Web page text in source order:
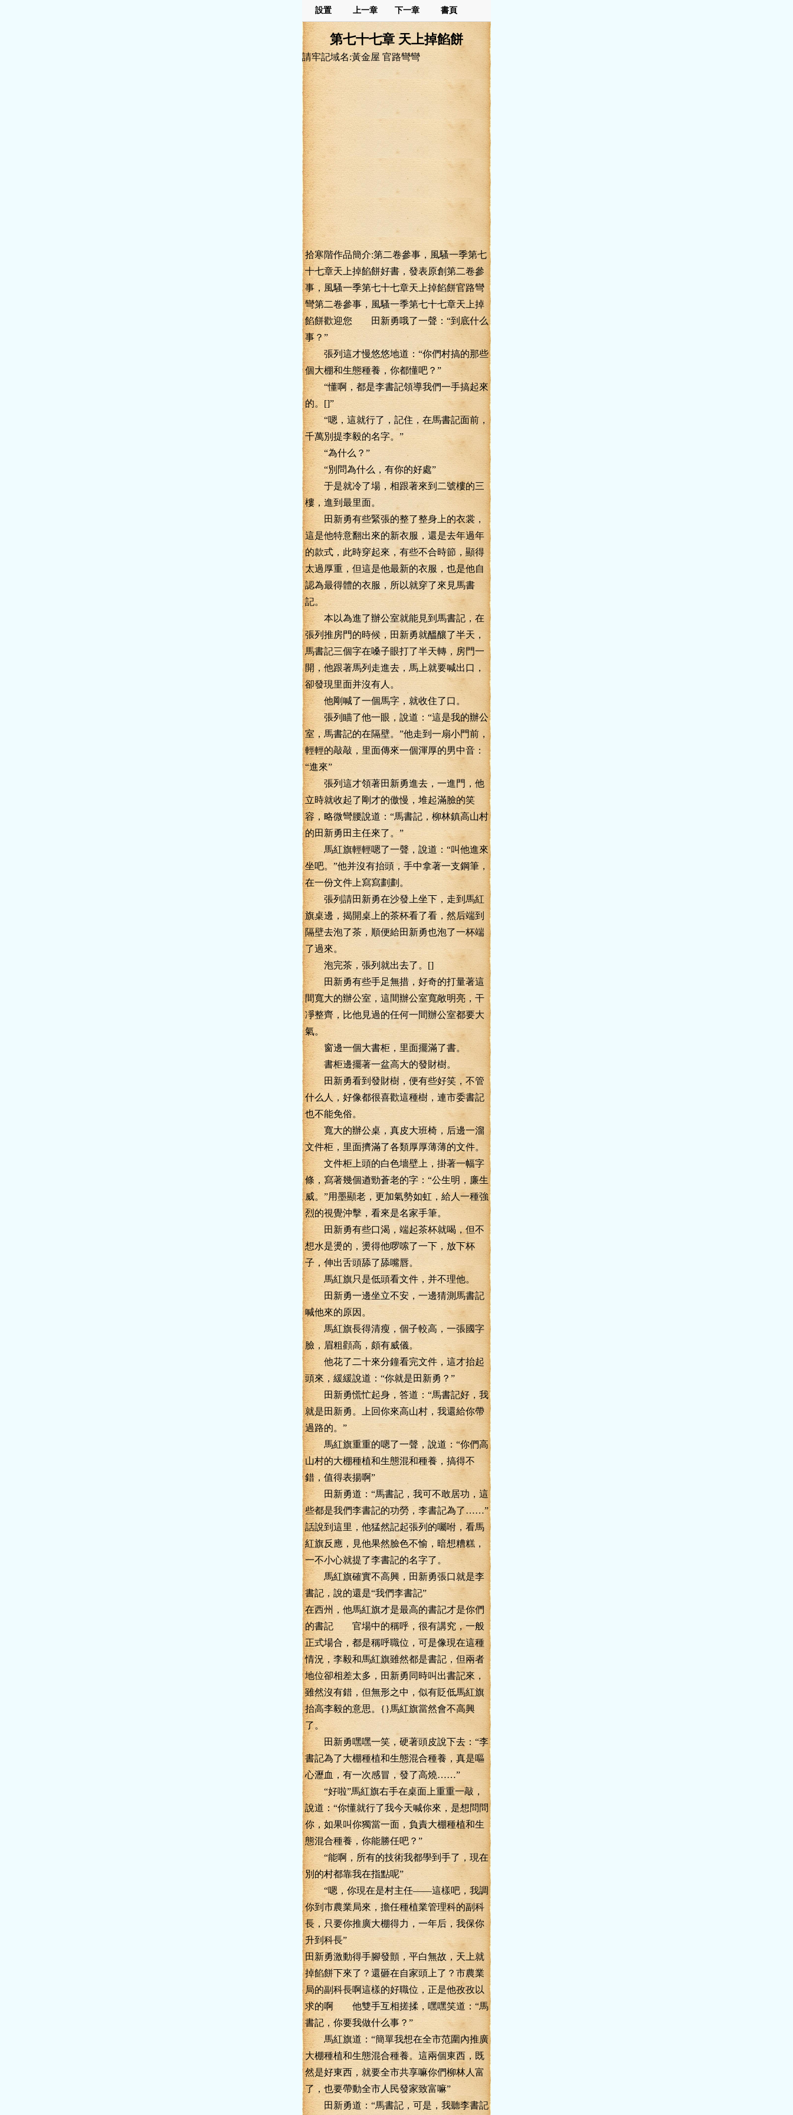
設置 上一章 下一章 書頁
第七十七章 天上掉餡餅
請牢記域名:黃金屋 官路彎彎
拾寒階作品簡介:第二卷參事，風騷一季第七
十七章天上掉餡餅好書，發表原創第二卷參
事，風騷一季第七十七章天上掉餡餅官路彎
彎第二卷參事，風騷一季第七十七章天上掉
餡餅歡迎您 田新勇哦了一聲：“到底什么
事？”
張列這才慢悠悠地道：“你們村搞的那些
個大棚和生態種養，你都懂吧？”
“懂啊，都是李書記領導我們一手搞起來
的。[]”
“嗯，這就行了，記住，在馬書記面前，
千萬別提李毅的名字。”
“為什么？”
“別問為什么，有你的好處”
于是就冷了場，相跟著來到二號樓的三
樓，進到最里面。
田新勇有些緊張的整了整身上的衣裳，
這是他特意翻出來的新衣服，還是去年過年
的款式，此時穿起來，有些不合時節，顯得
太過厚重，但這是他最新的衣服，也是他自
認為最得體的衣服，所以就穿了來見馬書
記。
本以為進了辦公室就能見到馬書記，在
張列推房門的時候，田新勇就醞釀了半天，
馬書記三個字在嗓子眼打了半天轉，房門一
開，他跟著馬列走進去，馬上就要喊出口，
卻發現里面并沒有人。
他剛喊了一個馬字，就收住了口。
張列瞄了他一眼，說道：“這是我的辦公
室，馬書記的在隔壁。”他走到一扇小門前，
輕輕的敲敲，里面傳來一個渾厚的男中音：
“進來”
張列這才領著田新勇進去，一進門，他
立時就收起了剛才的傲慢，堆起滿臉的笑
容，略微彎腰說道：“馬書記，柳林鎮高山村
的田新勇田主任來了。”
馬紅旗輕輕嗯了一聲，說道：“叫他進來
坐吧。”他并沒有抬頭，手中拿著一支鋼筆，
在一份文件上寫寫劃劃。
張列請田新勇在沙發上坐下，走到馬紅
旗桌邊，揭開桌上的茶杯看了看，然后端到
隔壁去泡了茶，順便給田新勇也泡了一杯端
了過來。
泡完茶，張列就出去了。[]
田新勇有些手足無措，好奇的打量著這
間寬大的辦公室，這間辦公室寬敞明亮，干
凈整齊，比他見過的任何一間辦公室都要大
氣。
窗邊一個大書柜，里面擺滿了書。
書柜邊擺著一盆高大的發財樹。
田新勇看到發財樹，便有些好笑，不管
什么人，好像都很喜歡這種樹，連市委書記
也不能免俗。
寬大的辦公桌，真皮大班椅，后邊一溜
文件柜，里面擠滿了各類厚厚薄薄的文件。
文件柜上頭的白色墻壁上，掛著一幅字
條，寫著幾個遒勁蒼老的字：“公生明，廉生
威。”用墨顯老，更加氣勢如虹，給人一種強
烈的視覺沖擊，看來是名家手筆。
田新勇有些口渴，端起茶杯就喝，但不
想水是燙的，燙得他啰嗦了一下，放下杯
子，伸出舌頭舔了舔嘴唇。
馬紅旗只是低頭看文件，并不理他。
田新勇一邊坐立不安，一邊猜測馬書記
喊他來的原因。
馬紅旗長得清瘦，個子較高，一張國字
臉，眉粗顴高，頗有威儀。
他花了二十來分鐘看完文件，這才抬起
頭來，緩緩說道：“你就是田新勇？”
田新勇慌忙起身，答道：“馬書記好，我
就是田新勇。上回你來高山村，我還給你帶
過路的。”
馬紅旗重重的嗯了一聲，說道：“你們高
山村的大棚種植和生態混和種養，搞得不
錯，值得表揚啊”
田新勇道：“馬書記，我可不敢居功，這
些都是我們李書記的功勞，李書記為了……”
話說到這里，他猛然記起張列的囑咐，看馬
紅旗反應，見他果然臉色不愉，暗想糟糕，
一不小心就提了李書記的名字了。
馬紅旗確實不高興，田新勇張口就是李
書記，說的還是“我們李書記”
在西州，他馬紅旗才是最高的書記才是你們
的書記 官場中的稱呼，很有講究，一般
正式場合，都是稱呼職位，可是像現在這種
情況，李毅和馬紅旗雖然都是書記，但兩者
地位卻相差太多，田新勇同時叫出書記來，
雖然沒有錯，但無形之中，似有貶低馬紅旗
抬高李毅的意思。{}馬紅旗當然會不高興
了。
田新勇嘿嘿一笑，硬著頭皮說下去：“李
書記為了大棚種植和生態混合種養，真是嘔
心瀝血，有一次感冒，發了高燒……”
“好啦”馬紅旗右手在桌面上重重一敲，
說道：“你懂就行了我今天喊你來，是想問問
你，如果叫你獨當一面，負責大棚種植和生
態混合種養，你能勝任吧？”
“能啊，所有的技術我都學到手了，現在
別的村都靠我在指點呢”
“嗯，你現在是村主任——這樣吧，我調
你到市農業局來，擔任種植業管理科的副科
長，只要你推廣大棚得力，一年后，我保你
升到科長”
田新勇激動得手腳發顫，平白無故，天上就
掉餡餅下來了？還砸在自家頭上了？市農業
局的副科長啊這樣的好職位，正是他孜孜以
求的啊 他雙手互相搓揉，嘿嘿笑道：“馬
書記，你要我做什么事？”
馬紅旗道：“簡單我想在全市范圍內推廣
大棚種植和生態混合種養。這兩個東西，既
然是好東西，就要全市共享嘛你們柳林人富
了，也要帶動全市人民發家致富嘛”
田新勇道：“馬書記，可是，我聽李書記